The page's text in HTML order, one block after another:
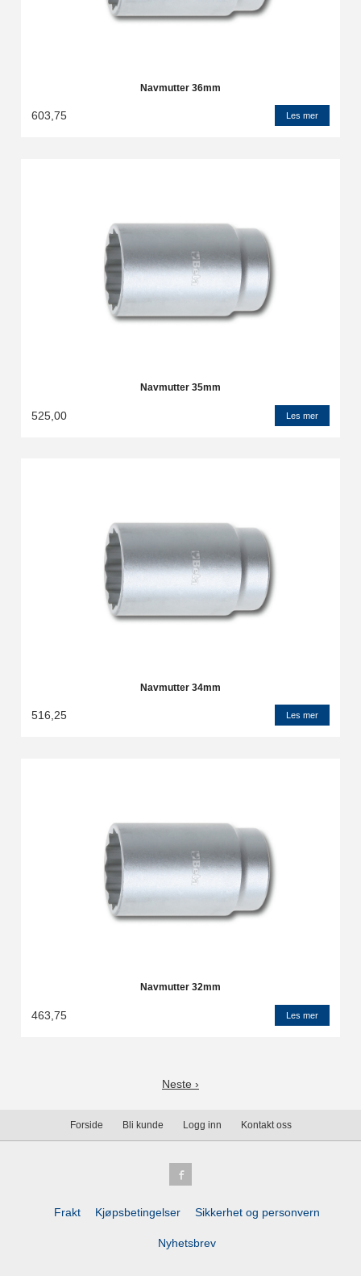
Navmutter 36mm
603,75 Les mer
Navmutter 35mm
525,00 Les mer
Navmutter 34mm
516,25 Les mer
Navmutter 32mm
463,75 Les mer
Neste ›
Forside Bli kunde Logg inn Kontakt oss
Frakt Kjøpsbetingelser Sikkerhet og personvern
Nyhetsbrev